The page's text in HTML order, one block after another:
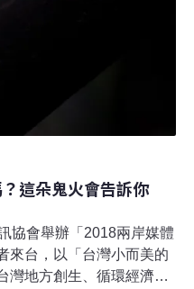
環經濟案例。而台灣近年
的社會企業，更是我們此
這朵鬼火會告訴你
協會舉辦「2018兩岸媒體
來台，以「台灣小而美的
灣地方創生、循環經濟及